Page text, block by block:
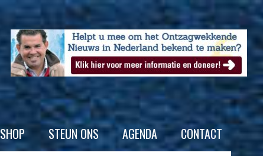
SHOP STEUN ONS AGENDA CONTACT